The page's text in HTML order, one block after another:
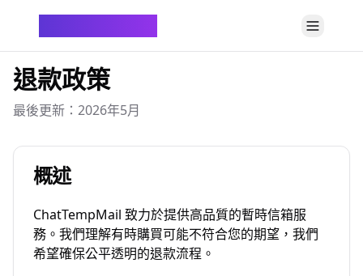
退款政策
最後更新：2026年5月
概述
ChatTempMail 致力於提供高品質的暫時信箱服
務。我們理解有時購買可能不符合您的期望，我們
希望確保公平透明的退款流程。